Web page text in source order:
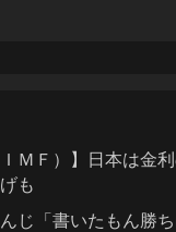
ＭＦ）】日本は金
も
んじ「書いたもん勝